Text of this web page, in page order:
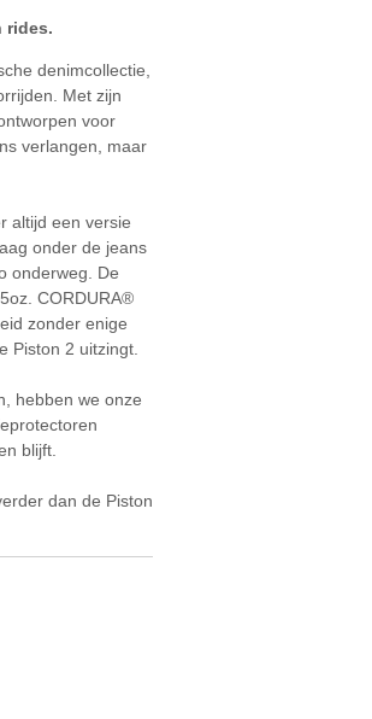
rides.
denimcollectie,
Met zijn
voor
verlangen, maar
altijd een versie
onder de jeans
onderweg. De
CORDURA®
zonder enige
Piston 2 uitzingt.
hebben we onze
blijft.
dan de Piston